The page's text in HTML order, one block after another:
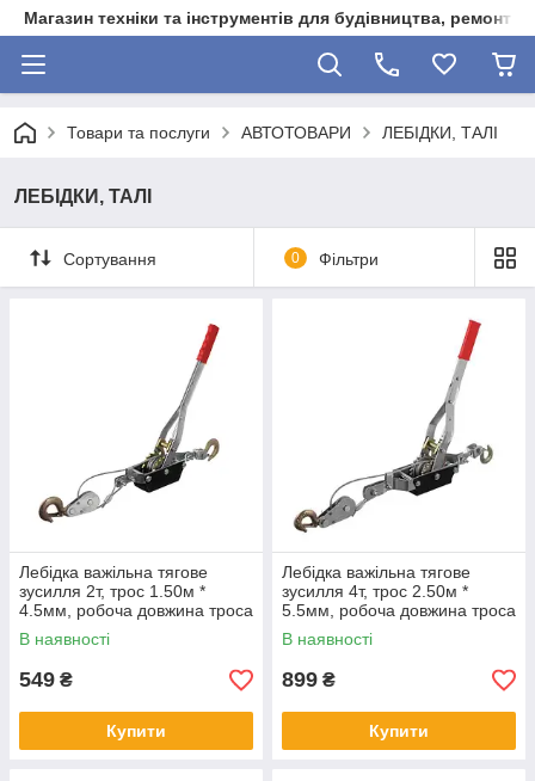
Магазин техніки та інструментів для будівництва, ремонту,
Товари та послуги АВТОТОВАРИ ЛЕБІДКИ, ТАЛІ
ЛЕБІДКИ, ТАЛІ
Сортування 0 Фільтри
Лебідка важільна тягове
зусилля 2т, трос 1.50м *
4.5мм, робоча довжина троса
0,75
В наявності
549 ₴
Купити
Лебідка важільна тягове
зусилля 4т, трос 2.50м *
5.5мм, робоча довжина троса
1.20м
В наявності
899 ₴
Купити